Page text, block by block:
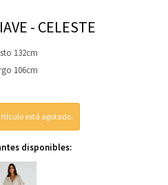
- CELESTE
132cm
106cm
está agotado.
disponibles: